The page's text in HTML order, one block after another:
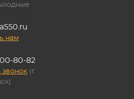
нам
80-82
звонок (г.